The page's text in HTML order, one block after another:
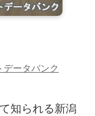
ータバンク
知られる新潟